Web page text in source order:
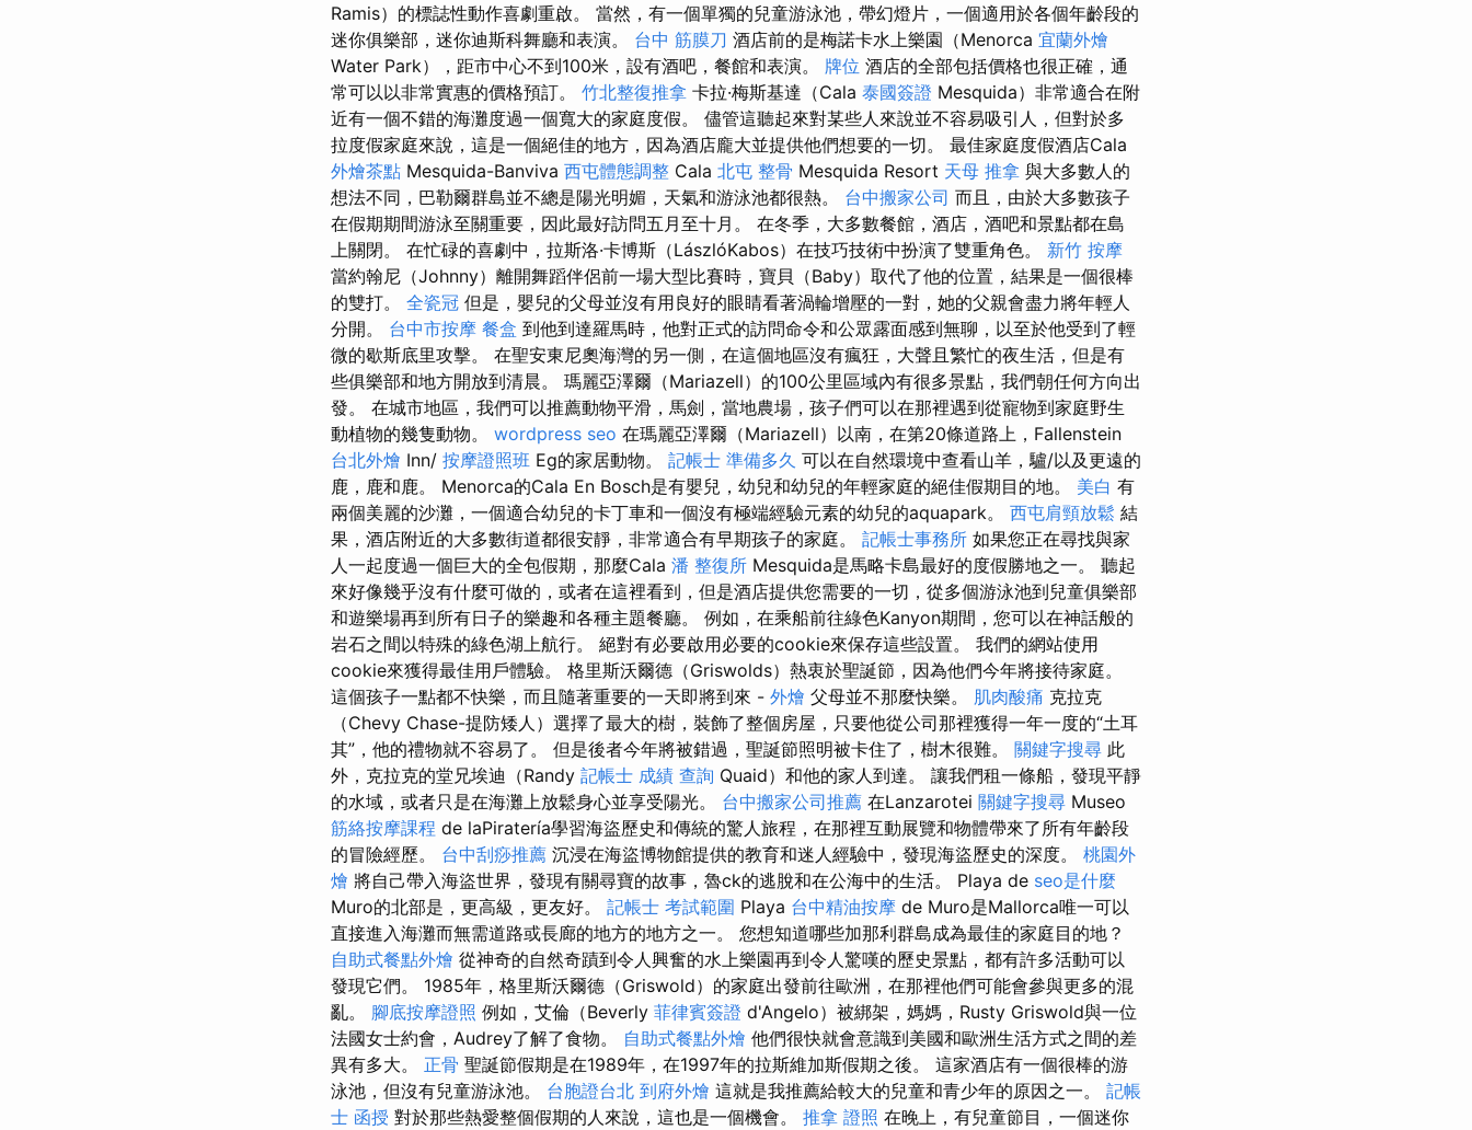
Ramis）的標誌性動作喜劇重啟。 當然，有一個單獨的兒童游泳池，帶幻燈片，一個適用於各個年齡段的
迷你俱樂部，迷你迪斯科舞廳和表演。 台中 筋膜刀 酒店前的是梅諾卡水上樂園（Menorca 宜蘭外燴
Water Park），距市中心不到100米，設有酒吧，餐館和表演。 牌位 酒店的全部包括價格也很正確，通
常可以以非常實惠的價格預訂。 竹北整復推拿 卡拉·梅斯基達（Cala 泰國簽證 Mesquida）非常適合在附
近有一個不錯的海灘度過一個寬大的家庭度假。 儘管這聽起來對某些人來說並不容易吸引人，但對於多
拉度假家庭來說，這是一個絕佳的地方，因為酒店龐大並提供他們想要的一切。 最佳家庭度假酒店Cala
外燴茶點 Mesquida-Banviva 西屯體態調整 Cala 北屯 整骨 Mesquida Resort 天母 推拿 與大多數人的
想法不同，巴勒爾群島並不總是陽光明媚，天氣和游泳池都很熱。 台中搬家公司 而且，由於大多數孩子
在假期期間游泳至關重要，因此最好訪問五月至十月。 在冬季，大多數餐館，酒店，酒吧和景點都在島
上關閉。 在忙碌的喜劇中，拉斯洛·卡博斯（LászlóKabos）在技巧技術中扮演了雙重角色。 新竹 按摩
當約翰尼（Johnny）離開舞蹈伴侶前一場大型比賽時，寶貝（Baby）取代了他的位置，結果是一個很棒
的雙打。 全瓷冠 但是，嬰兒的父母並沒有用良好的眼睛看著渦輪增壓的一對，她的父親會盡力將年輕人
分開。 台中市按摩 餐盒 到他到達羅馬時，他對正式的訪問命令和公眾露面感到無聊，以至於他受到了輕
微的歇斯底里攻擊。 在聖安東尼奧海灣的另一側，在這個地區沒有瘋狂，大聲且繁忙的夜生活，但是有
些俱樂部和地方開放到清晨。 瑪麗亞澤爾（Mariazell）的100公里區域內有很多景點，我們朝任何方向出
發。 在城市地區，我們可以推薦動物平滑，馬劍，當地農場，孩子們可以在那裡遇到從寵物到家庭野生
動植物的幾隻動物。 wordpress seo 在瑪麗亞澤爾（Mariazell）以南，在第20條道路上，Fallenstein
台北外燴 Inn/ 按摩證照班 Eg的家居動物。 記帳士 準備多久 可以在自然環境中查看山羊，驢/以及更遠的
鹿，鹿和鹿。 Menorca的Cala En Bosch是有嬰兒，幼兒和幼兒的年輕家庭的絕佳假期目的地。 美白 有
兩個美麗的沙灘，一個適合幼兒的卡丁車和一個沒有極端經驗元素的幼兒的aquapark。 西屯肩頸放鬆 結
果，酒店附近的大多數街道都很安靜，非常適合有早期孩子的家庭。 記帳士事務所 如果您正在尋找與家
人一起度過一個巨大的全包假期，那麼Cala 潘 整復所 Mesquida是馬略卡島最好的度假勝地之一。 聽起
來好像幾乎沒有什麼可做的，或者在這裡看到，但是酒店提供您需要的一切，從多個游泳池到兒童俱樂部
和遊樂場再到所有日子的樂趣和各種主題餐廳。 例如，在乘船前往綠色Kanyon期間，您可以在神話般的
岩石之間以特殊的綠色湖上航行。 絕對有必要啟用必要的cookie來保存這些設置。 我們的網站使用
cookie來獲得最佳用戶體驗。 格里斯沃爾德（Griswolds）熱衷於聖誕節，因為他們今年將接待家庭。
這個孩子一點都不快樂，而且隨著重要的一天即將到來 - 外燴 父母並不那麼快樂。 肌肉酸痛 克拉克
（Chevy Chase-提防矮人）選擇了最大的樹，裝飾了整個房屋，只要他從公司那裡獲得一年一度的“土耳
其”，他的禮物就不容易了。 但是後者今年將被錯過，聖誕節照明被卡住了，樹木很難。 關鍵字搜尋 此
外，克拉克的堂兄埃迪（Randy 記帳士 成績 查詢 Quaid）和他的家人到達。 讓我們租一條船，發現平靜
的水域，或者只是在海灘上放鬆身心並享受陽光。 台中搬家公司推薦 在Lanzarotei 關鍵字搜尋 Museo
筋絡按摩課程 de laPiratería學習海盜歷史和傳統的驚人旅程，在那裡互動展覽和物體帶來了所有年齡段
的冒險經歷。 台中刮痧推薦 沉浸在海盜博物館提供的教育和迷人經驗中，發現海盜歷史的深度。 桃園外
燴 將自己帶入海盜世界，發現有關尋寶的故事，魯ck的逃脫和在公海中的生活。 Playa de seo是什麼
Muro的北部是，更高級，更友好。 記帳士 考試範圍 Playa 台中精油按摩 de Muro是Mallorca唯一可以
直接進入海灘而無需道路或長廊的地方的地方之一。 您想知道哪些加那利群島成為最佳的家庭目的地？
自助式餐點外燴 從神奇的自然奇蹟到令人興奮的水上樂園再到令人驚嘆的歷史景點，都有許多活動可以
發現它們。 1985年，格里斯沃爾德（Griswold）的家庭出發前往歐洲，在那裡他們可能會參與更多的混
亂。 腳底按摩證照 例如，艾倫（Beverly 菲律賓簽證 d'Angelo）被綁架，媽媽，Rusty Griswold與一位
法國女士約會，Audrey了解了食物。 自助式餐點外燴 他們很快就會意識到美國和歐洲生活方式之間的差
異有多大。 正骨 聖誕節假期是在1989年，在1997年的拉斯維加斯假期之後。 這家酒店有一個很棒的游
泳池，但沒有兒童游泳池。 台胞證台北 到府外燴 這就是我推薦給較大的兒童和青少年的原因之一。 記帳
士 函授 對於那些熱愛整個假期的人來說，這也是一個機會。 推拿 證照 在晚上，有兒童節目，一個迷你